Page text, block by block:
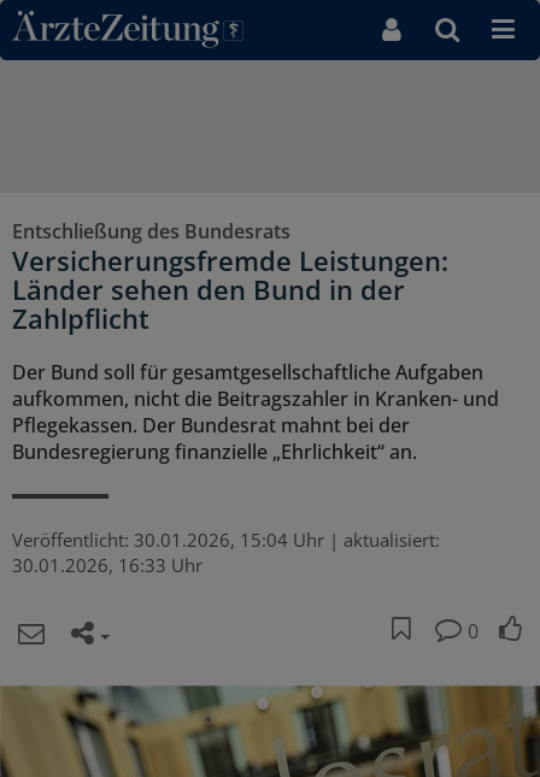
Direkt zum Inhaltsbereich
Entschließung des Bundesrats
Versicherungsfremde Leistungen:
Länder sehen den Bund in der
Zahlpflicht
Der Bund soll für gesamtgesellschaftliche Aufgaben
aufkommen, nicht die Beitragszahler in Kranken- und
Pflegekassen. Der Bundesrat mahnt bei der
Bundesregierung finanzielle „Ehrlichkeit“ an.
Veröffentlicht: 30.01.2026, 15:04 Uhr | aktualisiert:
30.01.2026, 16:33 Uhr
0